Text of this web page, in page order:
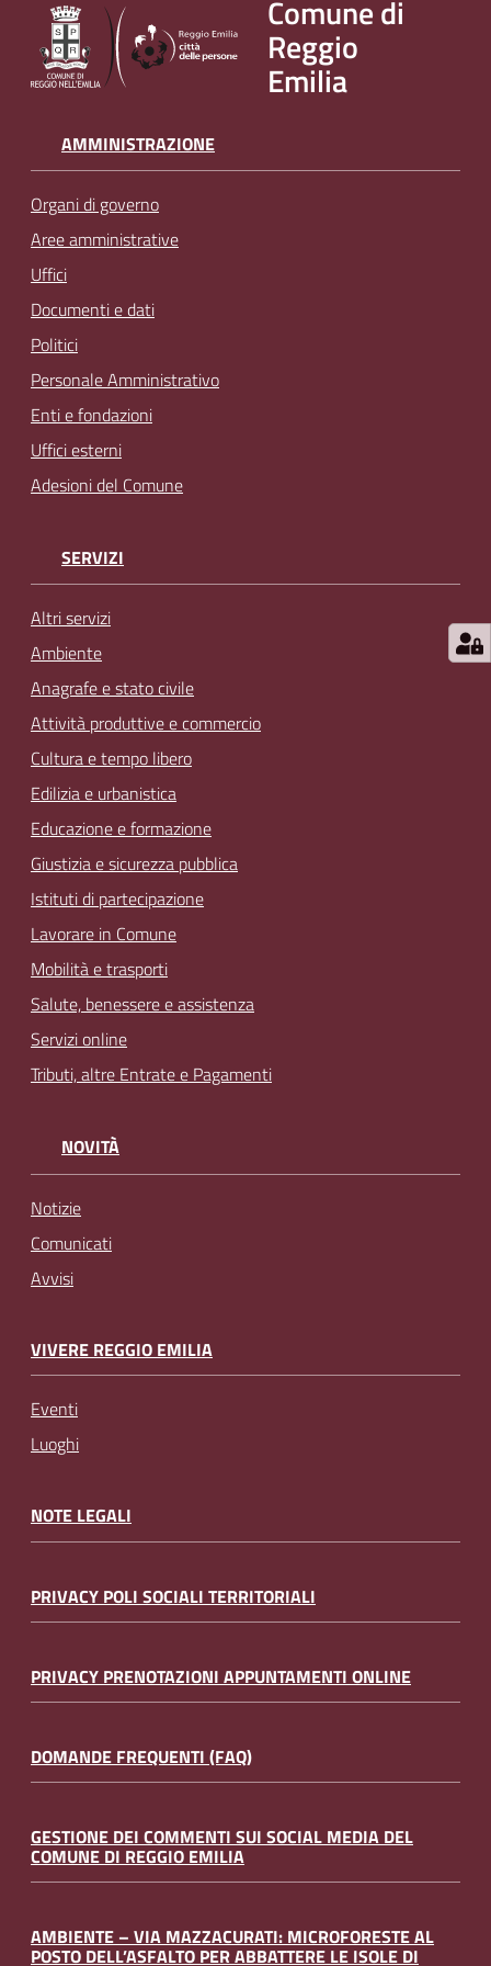
t
Seguici
su
Comune di
Reggio
Emilia
AMMINISTRAZIONE
Organi di governo
Aree amministrative
Uffici
Documenti e dati
Politici
Personale Amministrativo
Enti e fondazioni
Uffici esterni
Adesioni del Comune
SERVIZI
Altri servizi
Ambiente
Anagrafe e stato civile
Attività produttive e commercio
Cultura e tempo libero
Edilizia e urbanistica
Educazione e formazione
Giustizia e sicurezza pubblica
Istituti di partecipazione
Lavorare in Comune
Mobilità e trasporti
Salute, benessere e assistenza
Servizi online
Tributi, altre Entrate e Pagamenti
NOVITÀ
Notizie
Comunicati
Avvisi
VIVERE REGGIO EMILIA
Eventi
Luoghi
NOTE LEGALI
PRIVACY POLI SOCIALI TERRITORIALI
PRIVACY PRENOTAZIONI APPUNTAMENTI ONLINE
DOMANDE FREQUENTI (FAQ)
GESTIONE DEI COMMENTI SUI SOCIAL MEDIA DEL
COMUNE DI REGGIO EMILIA
AMBIENTE – VIA MAZZACURATI: MICROFORESTE AL
POSTO DELL’ASFALTO PER ABBATTERE LE ISOLE DI